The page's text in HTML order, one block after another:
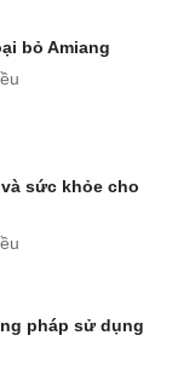
bỏ Amiang
sức khỏe cho
pháp sử dụng